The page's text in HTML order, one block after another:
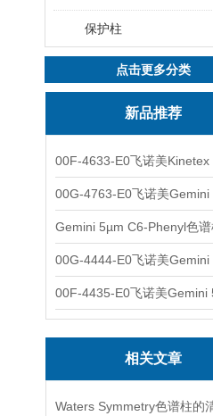
保护柱
点击更多分类
新品推荐
相关文章